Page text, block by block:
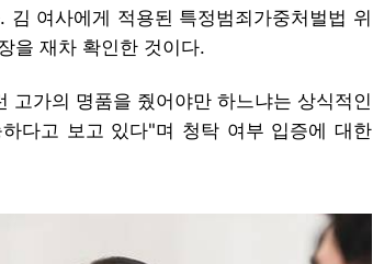
여사에게 적용된 특정범죄가중처벌법 위
을 재차 확인한 것이다.
가의 명품을 줬어야만 하느냐는 상식적인
다고 보고 있다"며 청탁 여부 입증에 대한